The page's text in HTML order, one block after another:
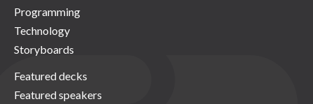
Programming
Technology
Storyboards
Featured decks
Featured speakers